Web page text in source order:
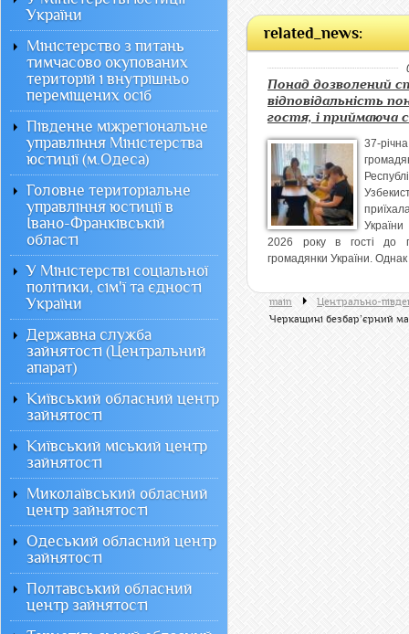
related_news:
Понад дозволений
відповідальність
гостя, і приймаюча
37-річна
2026 року в гості до
громадянки України.
main
Центрально-
Черкащині безбар’єрний
України
Міністерство з питань
тимчасово окупованих
територій і внутрішньо
переміщених осіб
Південне міжрегіональне
управління Міністерства
юстиції (м.Одеса)
Головне територіальне
управління юстиції в
Івано-Франківській
області
У Міністерстві соціальної
політики, сім'ї та єдності
України
Державна служба
зайнятості (Центральний
апарат)
Київський обласний центр
зайнятості
Київський міський центр
зайнятості
Миколаївський обласний
центр зайнятості
Одеський обласний центр
зайнятості
Полтавський обласний
центр зайнятості